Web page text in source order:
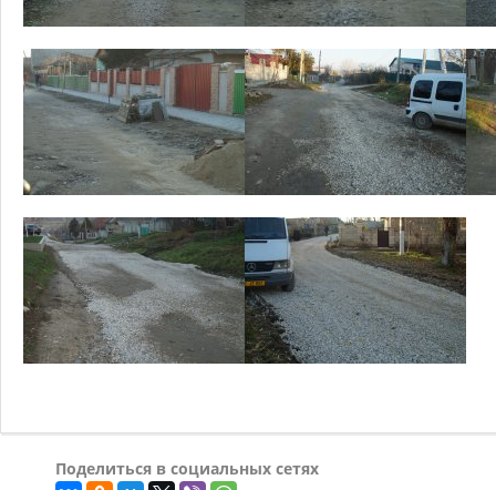
Поделиться в социальных сетях